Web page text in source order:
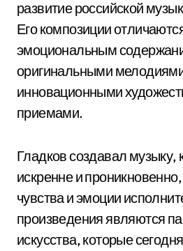
развитие российской
Его композиции
эмоциональным
оригинальными
инновационными
приемами.
Гладков создавал музыку,
искренне и
чувства и эмоции
произведения являются
искусства, которые